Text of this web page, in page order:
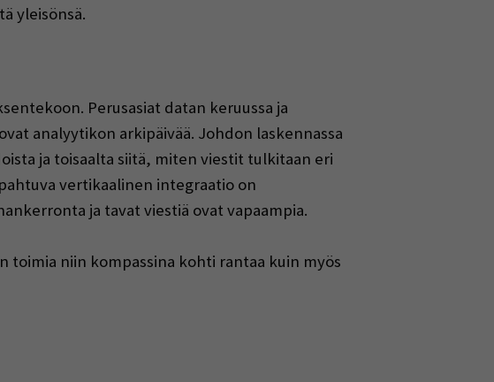
yleisönsä.
Perusasiat datan keruussa ja
analyytikon arkipäivää. Johdon laskennassa
ja toisaalta siitä, miten viestit tulkitaan eri
vertikaalinen integraatio on
ja tavat viestiä ovat vapaampia.
toimia niin kompassina kohti rantaa kuin myös